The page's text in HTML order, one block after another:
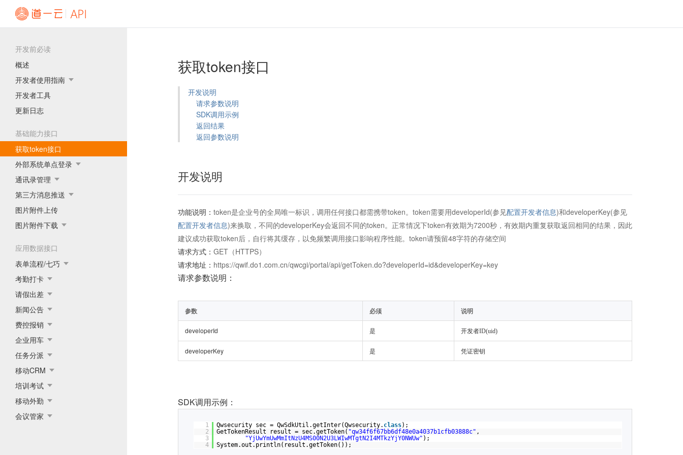
开发前必读
概述
开发者使用指南
开发者工具
更新日志
基础能力接口
获取token接口
外部系统单点登录
通讯录管理
第三方消息推送
图片附件上传
图片附件下载
应用数据接口
表单流程/七巧
考勤打卡
请假出差
新闻公告
费控报销
企业用车
任务分派
移动CRM
培训考试
移动外勤
会议管家
获取token接口
开发说明
请求参数说明
SDK调用示例
返回结果
返回参数说明
开发说明
功能说明： token是企业号的全局唯一标识，调用任何接口都需携带token。token需要用developerId(参见配置开发者信息)和developerKey(参见
配置开发者信息)来换取，不同的developerKey会返回不同的token。正常情况下token有效期为7200秒，有效期内重复获取返回相同的结果，因此
建议成功获取token后，自行将其缓存，以免频繁调用接口影响程序性能。token请预留48字符的存储空间
请求方式： GET（HTTPS）
请求地址： https://qwif.do1.com.cn/qwcgi/portal/api/getToken.do?developerId=id&developerKey=key
请求参数说明：
参数 必须 说明
developerId 是 开发者ID(uid)
developerKey 是 凭证密钥
SDK调用示例：
1 Qwsecurity sec = QwSdkUtil.getInter(Qwsecurity. class);
2
GetTokenResult result = sec.getToken( "qw34f6f67bb6df48e0a4037b1cfb03888c" ,
3
"YjUwYmUwMmItNzU4MS00N2U3LWIwMTgtN2I4MTkzYjY0NWUw" );
4
System.out.println(result.getToken());